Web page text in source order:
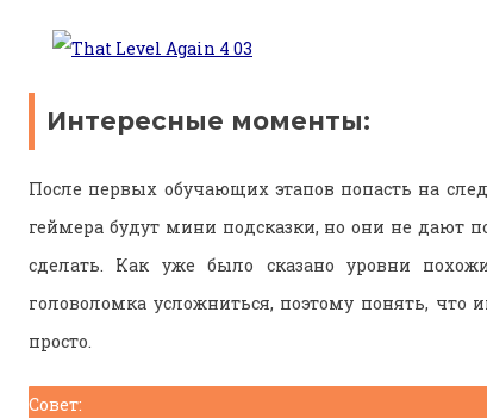
Интересные моменты:
После первых обучающих этапов попасть на
геймера будут мини подсказки, но они не дают
сделать. Как уже было сказано уровни
головоломка усложниться, поэтому понять, что
просто.
Совет: